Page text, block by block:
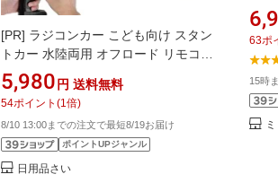
[PR] ラジコンカー こども向け スタン
トカー 水陸両用 オフロード リモコン
カー360度回転 クリスマス 誕生日 ギ
フト プレゼント
5,980 円 送料無料
54ポイント (1 倍)
8/10 13:00までの注文で最短8/19お届け
ポイントUPジャンル
日用品さい
速列
付
63ポ
15時